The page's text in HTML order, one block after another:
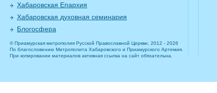
Хабаровская Епархия
Хабаровская духовная семинария
Блогосфера
© Приамурская митрополия Русской Православной Церкви, 2012 - 2026
По благословению Митрополита Хабаровского и Приамурского Артемия.
При копировании материалов активная ссылка на сайт обязательна.